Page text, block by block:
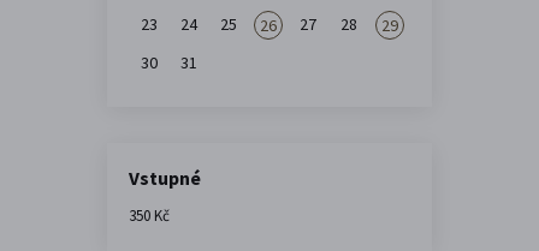
23
24 25 26 27 28
29
30
31
Vstupné
350 Kč